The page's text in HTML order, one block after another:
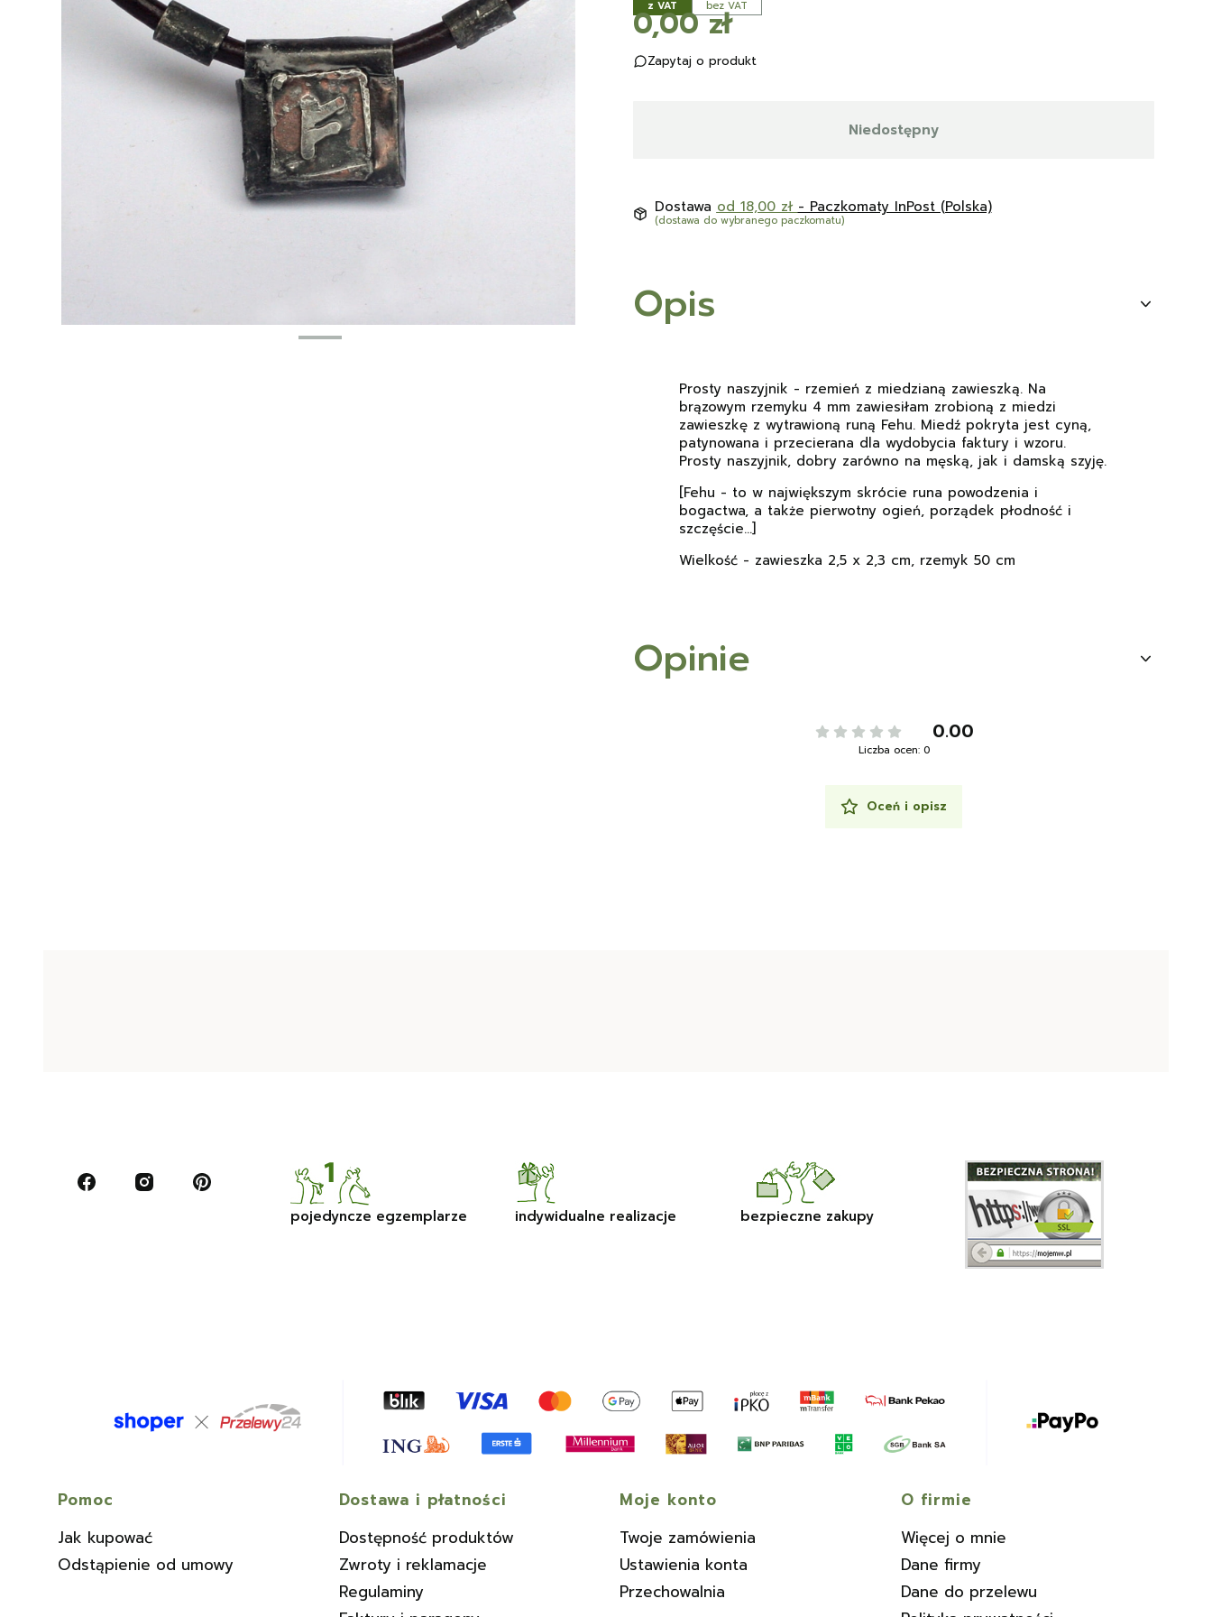
z VAT bez VAT
Cena
0,00 zł
Zapytaj o produkt
Niedostępny
Dostawa od 18,00 zł - Paczkomaty InPost (Polska)
(dostawa do wybranego paczkomatu)
Opis
Prosty naszyjnik - rzemień z miedzianą zawieszką. Na
brązowym rzemyku 4 mm zawiesiłam zrobioną z miedzi
zawieszkę z wytrawioną runą Fehu. Miedź pokryta jest cyną,
patynowana i przecierana dla wydobycia faktury i wzoru.
Prosty naszyjnik, dobry zarówno na męską, jak i damską szyję.
[Fehu - to w największym skrócie runa powodzenia i
bogactwa, a także pierwotny ogień, porządek płodność i
szczęście...]
Wielkość - zawieszka 2,5 x 2,3 cm, rzemyk 50 cm
Opinie
0.00
Liczba ocen: 0
Oceń i opisz
pojedyncze egzemplarze indywidualne realizacje bezpieczne zakupy
Linki w stopce
Pomoc
Jak kupować
Odstąpienie od umowy
Dostawa i płatności
Dostępność produktów
Zwroty i reklamacje
Regulaminy
Moje konto
Twoje zamówienia
Ustawienia konta
Przechowalnia
O firmie
Więcej o mnie
Dane firmy
Dane do przelewu